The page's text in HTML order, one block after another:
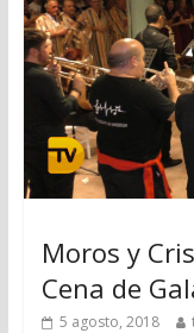
Moros y
Cena de
5 agosto, 2018